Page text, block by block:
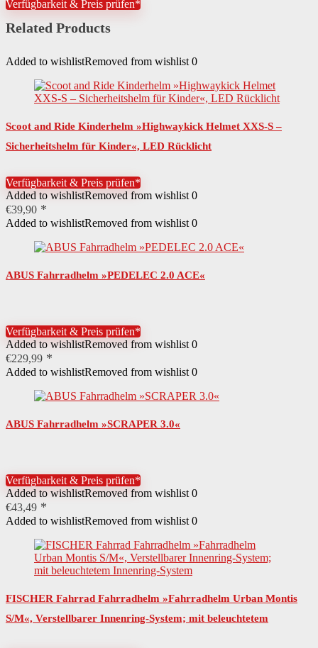
Verfügbarkeit & Preis prüfen*
Related Products
Added to wishlistRemoved from wishlist 0
Scoot and Ride Kinderhelm »Highwaykick Helmet XXS-S –
Sicherheitshelm für Kinder«, LED Rücklicht
Verfügbarkeit & Preis prüfen*
Added to wishlistRemoved from wishlist 0
€39,90
Added to wishlistRemoved from wishlist 0
ABUS Fahrradhelm »PEDELEC 2.0 ACE«
Verfügbarkeit & Preis prüfen*
Added to wishlistRemoved from wishlist 0
€229,99
Added to wishlistRemoved from wishlist 0
ABUS Fahrradhelm »SCRAPER 3.0«
Verfügbarkeit & Preis prüfen*
Added to wishlistRemoved from wishlist 0
€43,49
Added to wishlistRemoved from wishlist 0
FISCHER Fahrrad Fahrradhelm »Fahrradhelm Urban Montis
S/M«, Verstellbarer Innenring-System; mit beleuchtetem